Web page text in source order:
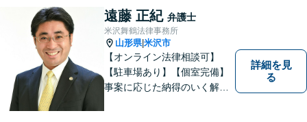
遠藤 正紀 弁護士
米沢舞鶴法律事務所
山形県|米沢市
【オンライン法律相談可】
【駐車場あり】【個室完備】
事案に応じた納得のいく解決
詳細を見
る